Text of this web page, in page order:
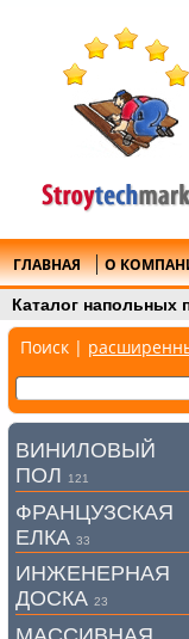
ГЛАВНАЯ О
Каталог напольных
Поиск |
ВИНИЛОВЫЙ
ПОЛ
121
ФРАНЦУЗСКАЯ
ЕЛКА 33
ИНЖЕНЕРНАЯ
ДОСКА 23